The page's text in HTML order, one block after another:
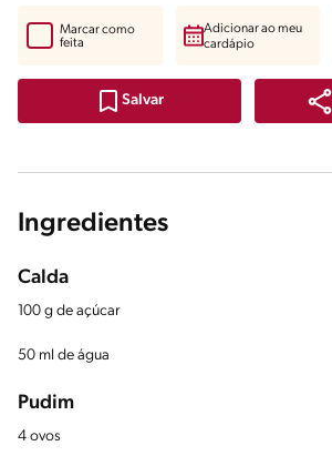
Salvar
Marcar como
feita
Adicionar ao meu
cardápio
Ingredientes
Calda
100 g de açúcar
50 ml de água
Pudim
4 ovos